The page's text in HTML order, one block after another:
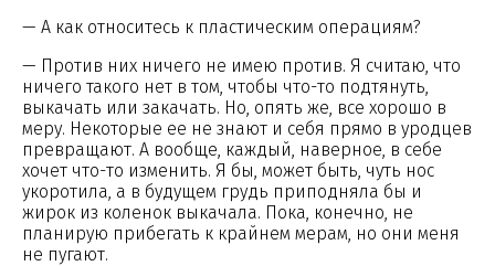
— А как относитесь к пластическим операциям?
— Против них ничего не имею против. Я считаю, что
ничего такого нет в том, чтобы что-то подтянуть,
выкачать или закачать. Но, опять же, все хорошо в
меру. Некоторые ее не знают и себя прямо в уродцев
превращают. А вообще, каждый, наверное, в себе
хочет что-то изменить. Я бы, может быть, чуть нос
укоротила, а в будущем грудь приподняла бы и
жирок из коленок выкачала. Пока, конечно, не
планирую прибегать к крайнем мерам, но они меня
не пугают.